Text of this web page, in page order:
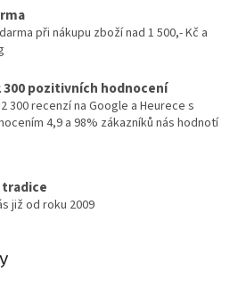
při nákupu zboží nad 1 500,- Kč a
300 pozitivních hodnocení
300 recenzí na Google a Heurece s
4,9 a 98% zákazníků nás hodnotí
již od roku 2009